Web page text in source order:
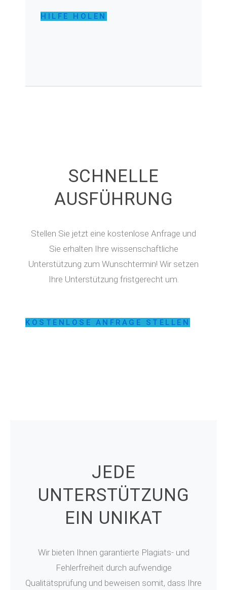
HILFE HOLEN
SCHNELLE
AUSFÜHRUNG
Stellen Sie jetzt eine kostenlose Anfrage und
Sie erhalten Ihre wissenschaftliche
Unterstützung zum Wunschtermin! Wir setzen
Ihre Unterstützung fristgerecht um.
KOSTENLOSE ANFRAGE STELLEN
JEDE
UNTERSTÜTZUNG
EIN UNIKAT
Wir bieten Ihnen garantierte Plagiats- und
Fehlerfreiheit durch aufwendige
Qualitätsprüfung und beweisen somit, dass Ihre